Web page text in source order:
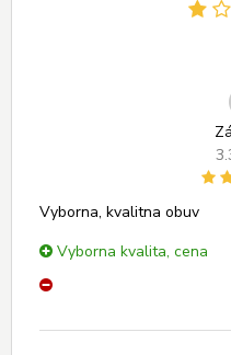
Vyborna, kvalitna obuv
Vyborna kvalita, cena